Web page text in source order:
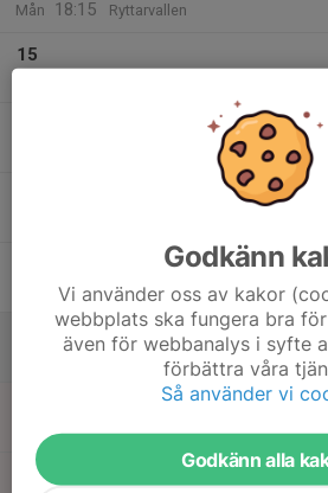
Mån
18:15
Ryttarvallen
15
17:00
Match mot Anderstorps
Västra Höst (1)
Match mot Bors SK 3
Godkänn
Vi använder oss av kakor
webbplats ska fungera bra
även för webbanalys i syfte
förbättra våra
Så använder vi
Godkänn alla